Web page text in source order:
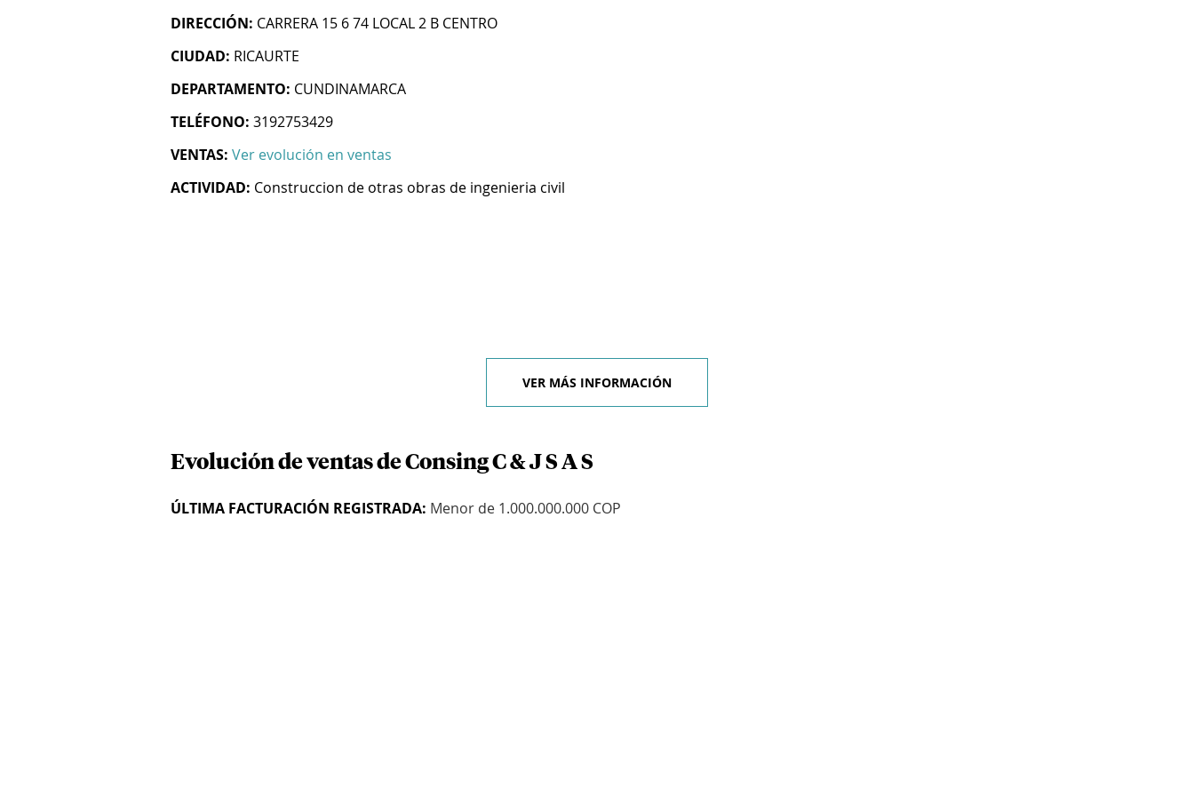
DIRECCIÓN: CARRERA 15 6 74 LOCAL 2 B CENTRO
CIUDAD: RICAURTE
DEPARTAMENTO: CUNDINAMARCA
TELÉFONO: 3192753429
VENTAS: Ver evolución en ventas
ACTIVIDAD: Construccion de otras obras de ingenieria civil
VER MÁS INFORMACIÓN
Evolución de ventas de Consing C & J S A S
ÚLTIMA FACTURACIÓN REGISTRADA: Menor de 1.000.000.000 COP